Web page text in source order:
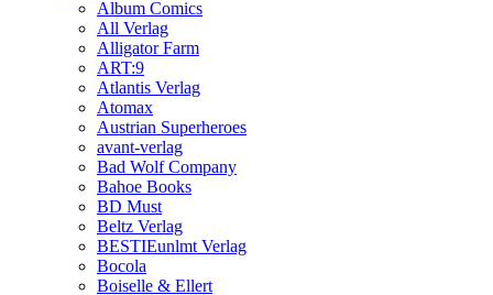
Album Comics
All Verlag
Alligator Farm
ART:9
Atlantis Verlag
Atomax
Austrian Superheroes
avant-verlag
Bad Wolf Company
Bahoe Books
BD Must
Beltz Verlag
BESTIEunlmt Verlag
Bocola
Boiselle & Ellert